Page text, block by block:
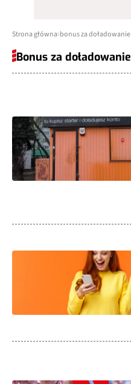
Strona główna bonus za doładowanie
Bonus za doładowanie